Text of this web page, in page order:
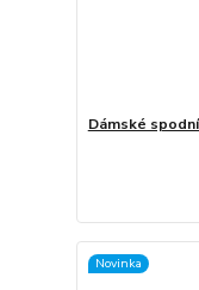
Dámské
Novinka